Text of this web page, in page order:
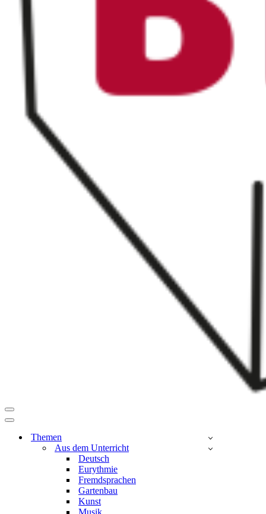
Navigationsmenü
Navigationsmenü
Themen
Aus dem Unterricht
Deutsch
Eurythmie
Fremdsprachen
Gartenbau
Kunst
Musik